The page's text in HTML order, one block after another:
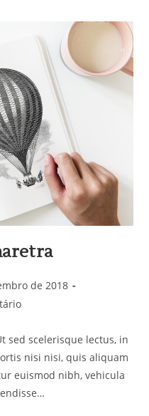
de 2018
sed scelerisque lectus, in
nisi nisi, quis aliquam
euismod nibh, vehicula